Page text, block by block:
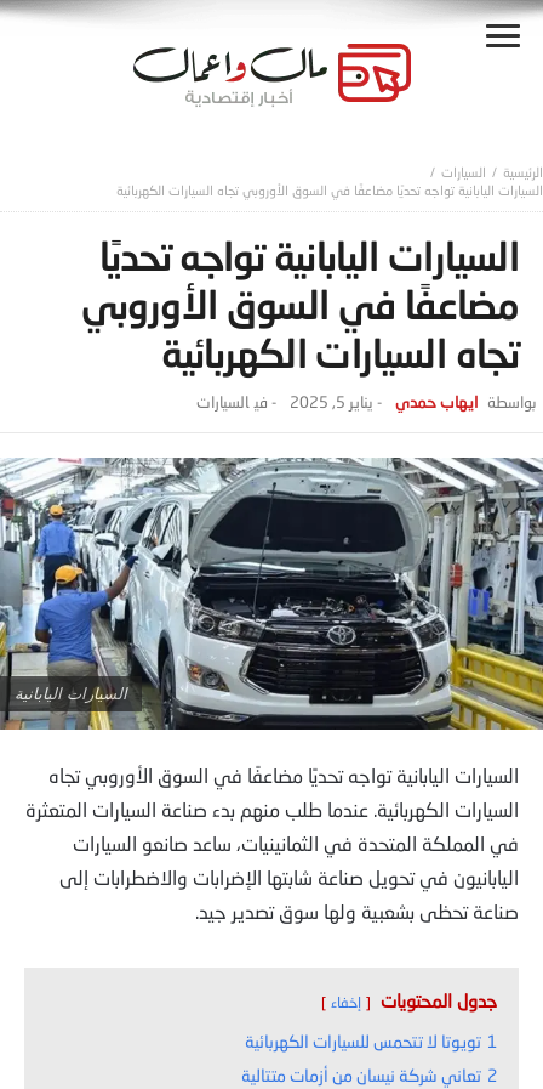
السيارات
السيارات اليابانية تواجه تحديًا مضاعفًا في السوق الأوروبي تجاه السيارات الكهربائية
السيارات اليابانية تواجه تحديًا
مضاعفًا في السوق الأوروبي
تجاه السيارات الكهربائية
ايهاب حمدي - يناير 5, 2025 - ‎في السيارات
السيارات اليابانية
السيارات اليابانية تواجه تحديًا مضاعفًا في السوق الأوروبي تجاه
السيارات الكهربائية. عندما طلب منهم بدء صناعة السيارات المتعثرة
في المملكة المتحدة في الثمانينيات، ساعد صانعو السيارات
اليابانيون في تحويل صناعة شابتها الإضرابات والاضطرابات إلى
صناعة تحظى بشعبية ولها سوق تصدير جيد.
جدول المحتويات إخفاء
1 تويوتا لا تتحمس للسيارات الكهربائية
2 تعاني شركة نيسان من أزمات متتالية